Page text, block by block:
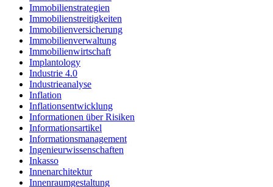
Immobilienstrategien
Immobilienstreitigkeiten
Immobilienversicherung
Immobilienverwaltung
Immobilienwirtschaft
Implantology
Industrie 4.0
Industrieanalyse
Inflation
Inflationsentwicklung
Informationen über Risiken
Informationsartikel
Informationsmanagement
Ingenieurwissenschaften
Inkasso
Innenarchitektur
Innenraumgestaltung